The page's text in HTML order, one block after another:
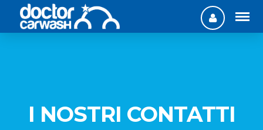
I NOSTRI CONTATTI